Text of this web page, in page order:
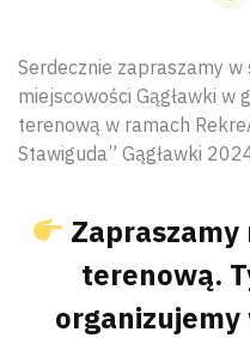
Serdecznie zapraszamy
miejscowości Gągławki w
terenową w ramach
Stawiguda” Gągławki
terenową.
organizujemy